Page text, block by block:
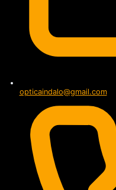
opticaindalo@gmail.com